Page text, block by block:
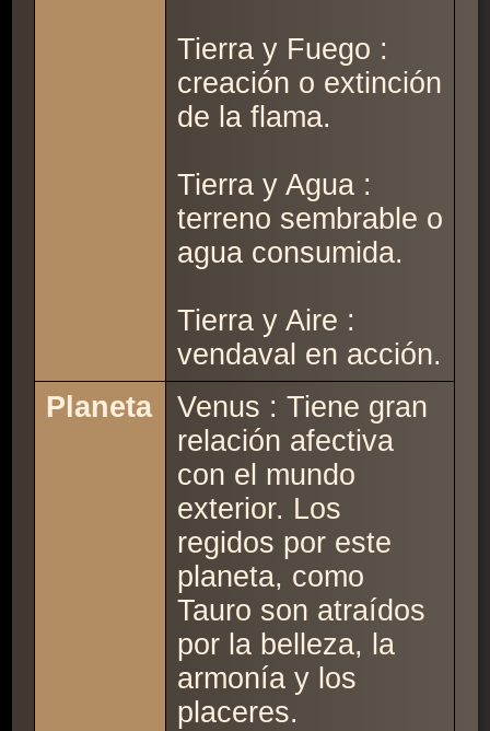
Tierra y Fuego :
creación o extinción
de la flama.
Tierra y Agua :
terreno sembrable o
agua consumida.
Tierra y Aire :
vendaval en acción.
Planeta
Venus : Tiene gran
relación afectiva
con el mundo
exterior. Los
regidos por este
planeta, como
Tauro son atraídos
por la belleza, la
armonía y los
placeres.